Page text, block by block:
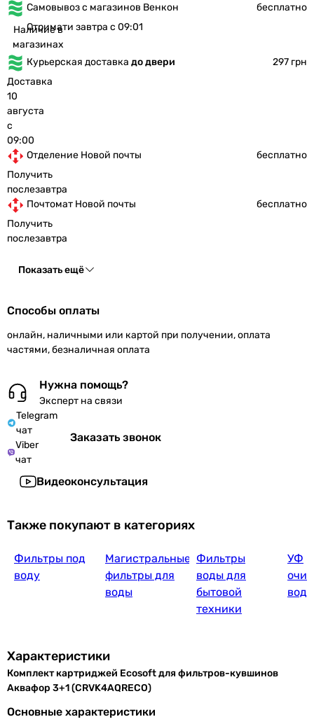
Самовывоз с магазинов Венкон
бесплатно
Наличие в
магазинах
Отримати завтра с 09:01
Курьерская доставка до двери
297 грн
Доставка
10
августа
с
09:00
Отделение Новой почты
бесплатно
Получить
послезавтра
Почтомат Новой почты
бесплатно
Получить
послезавтра
Показать ещё
Способы оплаты
онлайн, наличными или картой при получении, оплата
частями, безналичная оплата
Нужна помощь?
Эксперт на связи
Telegram
чат
Viber
чат
Заказать звонок
Видеоконсультация
Также покупают в категориях
Фильтры под
воду
Магистральные
фильтры для
воды
Фильтры
воды для
бытовой
техники
УФ
воды
Характеристики
Комплект картриджей Ecosoft для фильтров-кувшинов
Аквафор 3+1 (CRVK4AQRECO)
Основные характеристики